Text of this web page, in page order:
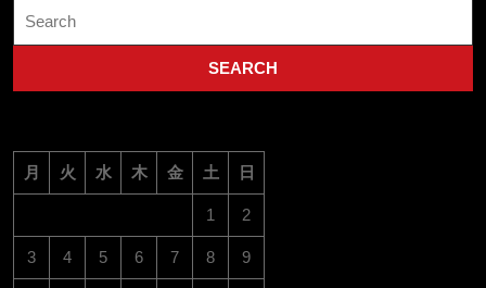
for:
月 火 水 木 金 土 日
1 2
3 4 5 6 7 8 9